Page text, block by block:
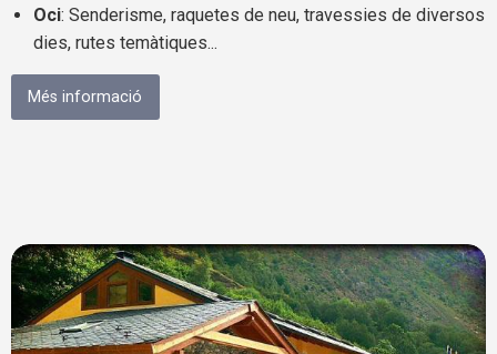
Oci: Senderisme, raquetes de neu, travessies de diversos
dies, rutes temàtiques...
Més informació